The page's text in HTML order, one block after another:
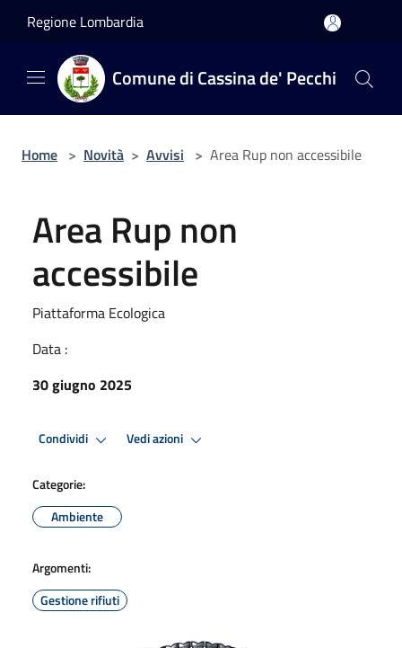
Regione Lombardia
Comune di Cassina de' Pecchi
Home > Novità > Avvisi > Area Rup non accessibile
Area Rup non
accessibile
Piattaforma Ecologica
Data :
30 giugno 2025
Condividi Vedi azioni
Categorie:
Ambiente
Argomenti:
Gestione rifiuti